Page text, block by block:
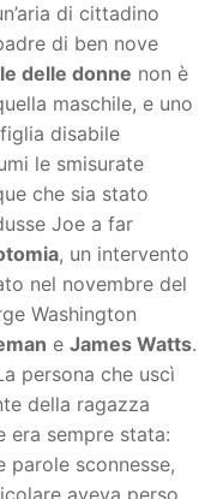
di cittadino
di ben nove
delle donne non è
maschile, e uno
disabile
le smisurate
che sia stato
Joe a far
, un intervento
nel novembre del
Washington
e James Watts.
persona che uscì
della ragazza
era sempre stata:
parole sconnesse,